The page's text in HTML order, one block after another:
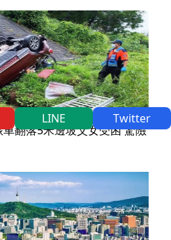
翻落5米邊坡父女受困 驚險
LINE Twitter